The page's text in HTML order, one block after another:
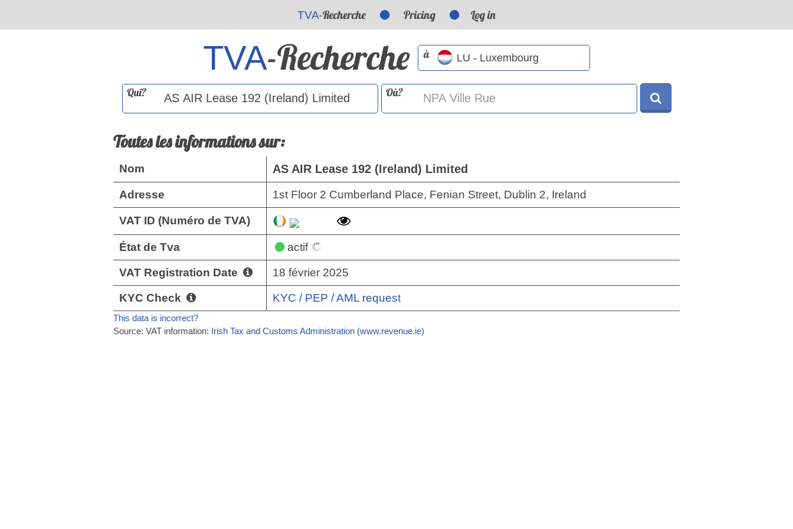
TVA-Recherche Pricing Log in
TVA-Recherche à
Qui? Où?
Toutes les informations sur:
Nom AS AIR Lease 192 (Ireland) Limited
Adresse 1st Floor 2 Cumberland Place, Fenian Street, Dublin 2, Ireland
VAT ID (Numéro de TVA)
État de Tva actif
VAT Registration Date 18 février 2025
KYC Check KYC / PEP / AML request
This data is incorrect?
Source: VAT information: Irish Tax and Customs Administration (www.revenue.ie)